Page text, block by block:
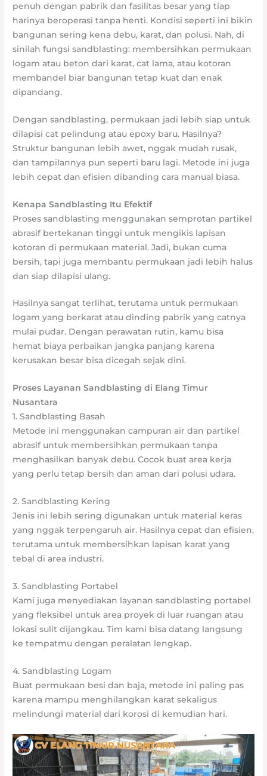
penuh dengan pabrik dan fasilitas besar yang tiap
harinya beroperasi tanpa henti. Kondisi seperti ini bikin
bangunan sering kena debu, karat, dan polusi. Nah, di
sinilah fungsi sandblasting: membersihkan permukaan
logam atau beton dari karat, cat lama, atau kotoran
membandel biar bangunan tetap kuat dan enak
dipandang.
Dengan sandblasting, permukaan jadi lebih siap untuk
dilapisi cat pelindung atau epoxy baru. Hasilnya?
Struktur bangunan lebih awet, nggak mudah rusak,
dan tampilannya pun seperti baru lagi. Metode ini juga
lebih cepat dan efisien dibanding cara manual biasa.
Kenapa Sandblasting Itu Efektif
Proses sandblasting menggunakan semprotan partikel
abrasif bertekanan tinggi untuk mengikis lapisan
kotoran di permukaan material. Jadi, bukan cuma
bersih, tapi juga membantu permukaan jadi lebih halus
dan siap dilapisi ulang.
Hasilnya sangat terlihat, terutama untuk permukaan
logam yang berkarat atau dinding pabrik yang catnya
mulai pudar. Dengan perawatan rutin, kamu bisa
hemat biaya perbaikan jangka panjang karena
kerusakan besar bisa dicegah sejak dini.
Proses Layanan Sandblasting di Elang Timur
Nusantara
1. Sandblasting Basah
Metode ini menggunakan campuran air dan partikel
abrasif untuk membersihkan permukaan tanpa
menghasilkan banyak debu. Cocok buat area kerja
yang perlu tetap bersih dan aman dari polusi udara.
2. Sandblasting Kering
Jenis ini lebih sering digunakan untuk material keras
yang nggak terpengaruh air. Hasilnya cepat dan efisien,
terutama untuk membersihkan lapisan karat yang
tebal di area industri.
3. Sandblasting Portabel
Kami juga menyediakan layanan sandblasting portabel
yang fleksibel untuk area proyek di luar ruangan atau
lokasi sulit dijangkau. Tim kami bisa datang langsung
ke tempatmu dengan peralatan lengkap.
4. Sandblasting Logam
Buat permukaan besi dan baja, metode ini paling pas
karena mampu menghilangkan karat sekaligus
melindungi material dari korosi di kemudian hari.